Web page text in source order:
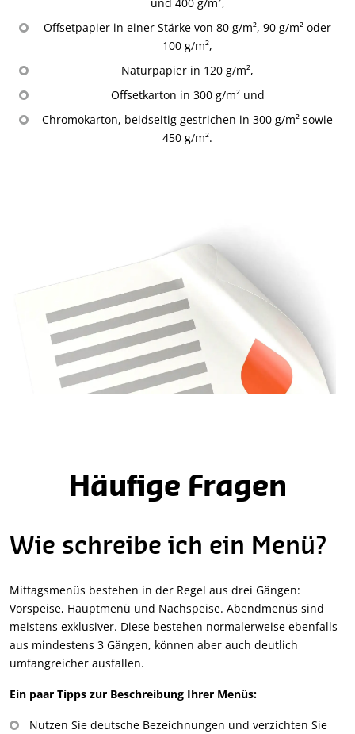
Offsetpapier in einer Stärke von 80 g/m², 90 g/m² oder
100 g/m²,
Naturpapier in 120 g/m²,
Offsetkarton in 300 g/m² und
Chromokarton, beidseitig gestrichen in 300 g/m² sowie
450 g/m².
Häufige Fragen
Wie schreibe ich ein Menü?
Mittagsmenüs bestehen in der Regel aus drei Gängen:
Vorspeise, Hauptmenü und Nachspeise. Abendmenüs sind
meistens exklusiver. Diese bestehen normalerweise ebenfalls
aus mindestens 3 Gängen, können aber auch deutlich
umfangreicher ausfallen.
Ein paar Tipps zur Beschreibung Ihrer Menüs:
Nutzen Sie deutsche Bezeichnungen und verzichten Sie